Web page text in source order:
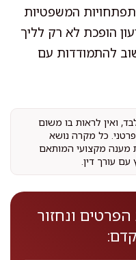
המשפטיות
הופכת לא רק לליך
להתמודדות עם
ואין לראות בו משום
כל מקרה נושא
מענה מקצועי המותאם
עורך דין.
ונחזור